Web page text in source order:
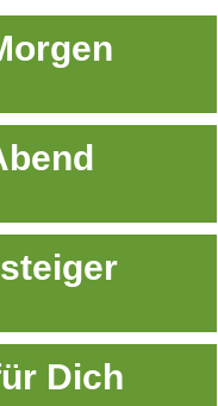
Dich